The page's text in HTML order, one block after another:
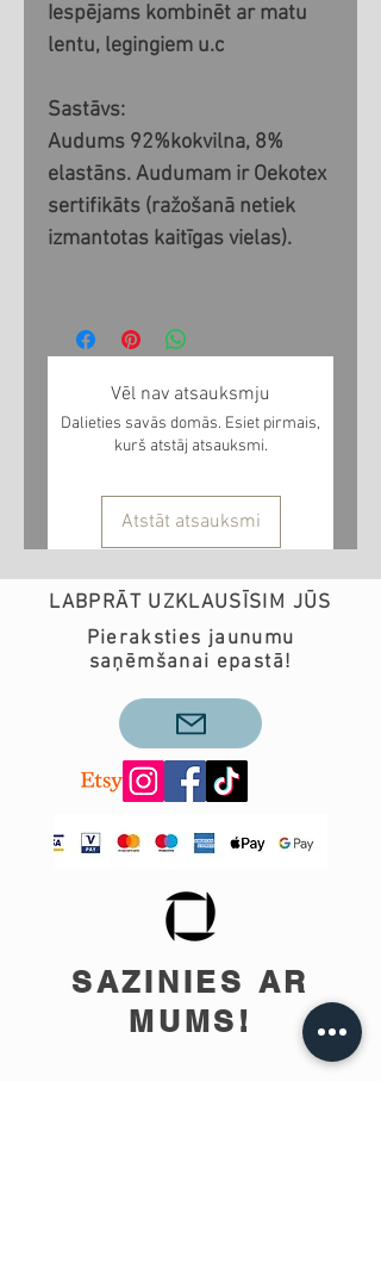
Iespējams kombinēt ar matu
lentu, legingiem u.c
Sastāvs:
Audums 92%kokvilna, 8%
elastāns. Audumam ir Oekotex
sertifikāts (ražošanā netiek
izmantotas kaitīgas vielas).
Vēl nav atsauksmju
Dalieties savās domās. Esiet pirmais,
kurš atstāj atsauksmi.
Atstāt atsauksmi
LABPRĀT UZKLAUSĪSIM JŪS
Pieraksties jaunumu
saņēmšanai epastā!
SAZINIES AR
MUMS!